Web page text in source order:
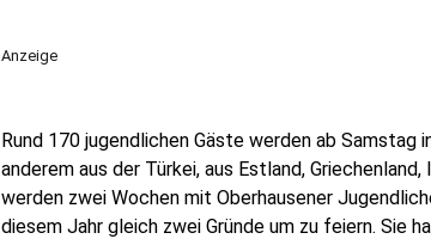
Anzeige
Rund 170 jugendlichen Gäste werden ab Samstag
anderem aus der Türkei, aus Estland,
werden zwei Wochen mit Oberhausener
diesem Jahr gleich zwei Gründe um zu feiern. Sie